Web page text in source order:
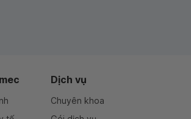
Dịch vụ
Chuyên khoa